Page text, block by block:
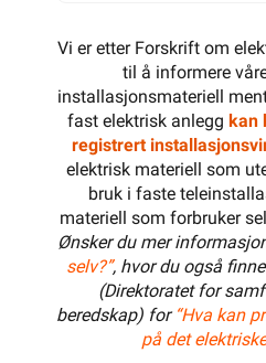
2900W
3100W
3400W
500W
600W
700W
Vi er etter Forskrift om
til å informere
installasjonsmateriell
fast elektrisk anlegg kan
registrert
elektrisk materiell som
bruk i faste
materiell som forbruker
Ønsker du mer
selv?”, hvor du også
(Direktoratet for
beredskap) for “Hva kan
på det